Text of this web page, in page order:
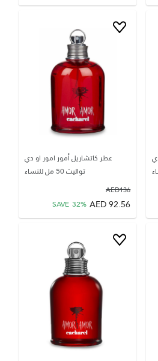
عطر كاتشاريل أمور امور او دي
تواليت 50 مل للنساء
136
AED
92.56
AED
SAVE 32%